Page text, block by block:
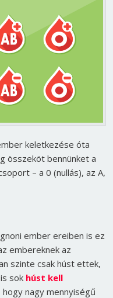
keletkezése óta
összeköt bennünket a
– a 0 (nullás), az A,
ember ereiben is ez
embereknek az
szinte csak húst ettek,
sok húst kell
nagy mennyiségű